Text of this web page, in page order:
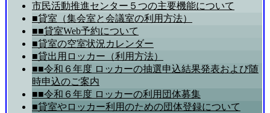
市民活動推進センター５つの主要機能について
■貸室（集会室と会議室の利用方法）
■■貸室Web予約について
■貸室の空室状況カレンダー
■貸出用ロッカー（利用方法）
■■令和６年度 ロッカーの抽選申込結果発表および随
時申込のご案内
■■令和６年度 ロッカーの利用団体募集
■貸室やロッカー利用のための団体登録について